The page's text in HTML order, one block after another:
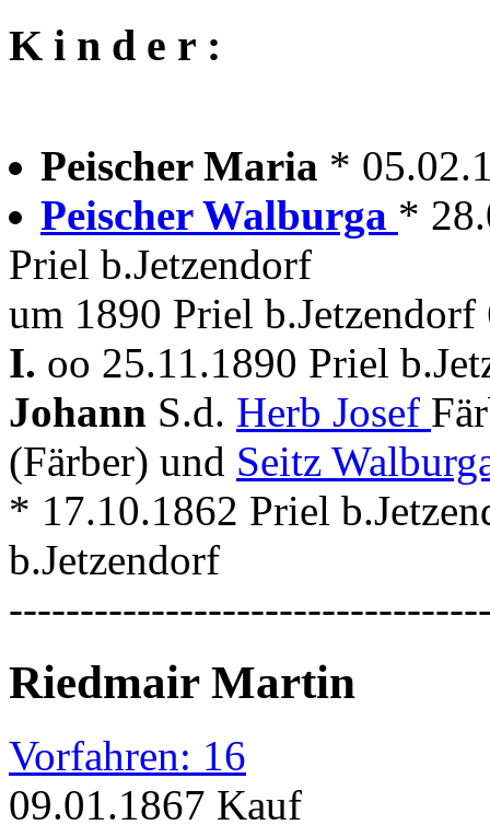
K i n d e r :
Peischer Maria *
Peischer Walburga *
Priel b.Jetzendorf
um 1890 Priel b.Jetzendorf
I. oo 25.11.1890 Priel
Johann S.d. Herb Josef
(Färber) und Seitz
* 17.10.1862 Priel
b.Jetzendorf
Riedmair Martin
Vorfahren: 16
09.01.1867 Kauf